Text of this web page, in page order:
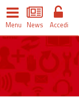
Menu News Accedi